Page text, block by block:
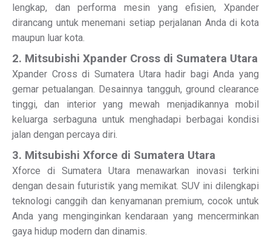
lengkap, dan performa mesin yang efisien, Xpander
dirancang untuk menemani setiap perjalanan Anda di kota
maupun luar kota.
2. Mitsubishi Xpander Cross di Sumatera Utara
Xpander Cross di Sumatera Utara hadir bagi Anda yang
gemar petualangan. Desainnya tangguh, ground clearance
tinggi, dan interior yang mewah menjadikannya mobil
keluarga serbaguna untuk menghadapi berbagai kondisi
jalan dengan percaya diri.
3. Mitsubishi Xforce di Sumatera Utara
Xforce di Sumatera Utara menawarkan inovasi terkini
dengan desain futuristik yang memikat. SUV ini dilengkapi
teknologi canggih dan kenyamanan premium, cocok untuk
Anda yang menginginkan kendaraan yang mencerminkan
gaya hidup modern dan dinamis.